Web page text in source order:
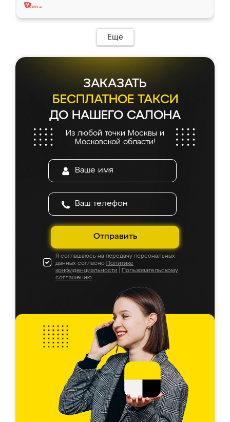
Еще
ЗАКАЗАТЬ
БЕСПЛАТНОЕ ТАКСИ
ДО НАШЕГО САЛОНА
Из любой точки Москвы и
Московской области!
Отправить
Я соглашаюсь на передачу персональных
данных согласно Политике
конфиденциальности
Пользовательскому
соглашению